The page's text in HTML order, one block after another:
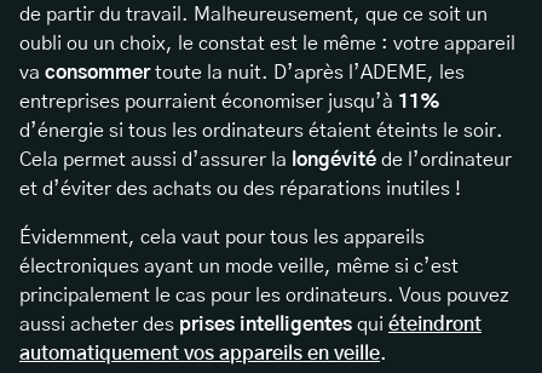
de partir du travail. Malheureusement, que ce soit un
oubli ou un choix, le constat est le même : votre appareil
va consommertoute la nuit. D’après l’ADEME, les
entreprises pourraient économiser jusqu’à 11%
d’énergie si tous les ordinateurs étaient éteints le soir.
Cela permet aussi d’assurer la longévité de l’ordinateur
et d’éviter des achats ou des réparations inutiles !
Évidemment, cela vaut pour tous les appareils
électroniques ayant un mode veille, même si c’est
principalement le cas pour les ordinateurs. Vous pouvez
aussi acheter des prises intelligentes qui éteindront
automatiquement vos appareils en veille.